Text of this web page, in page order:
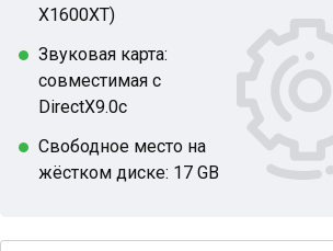
X1600XT)
Звуковая карта:
совместимая с
DirectX9.0c
Свободное место на
жёстком диске: 17 GB